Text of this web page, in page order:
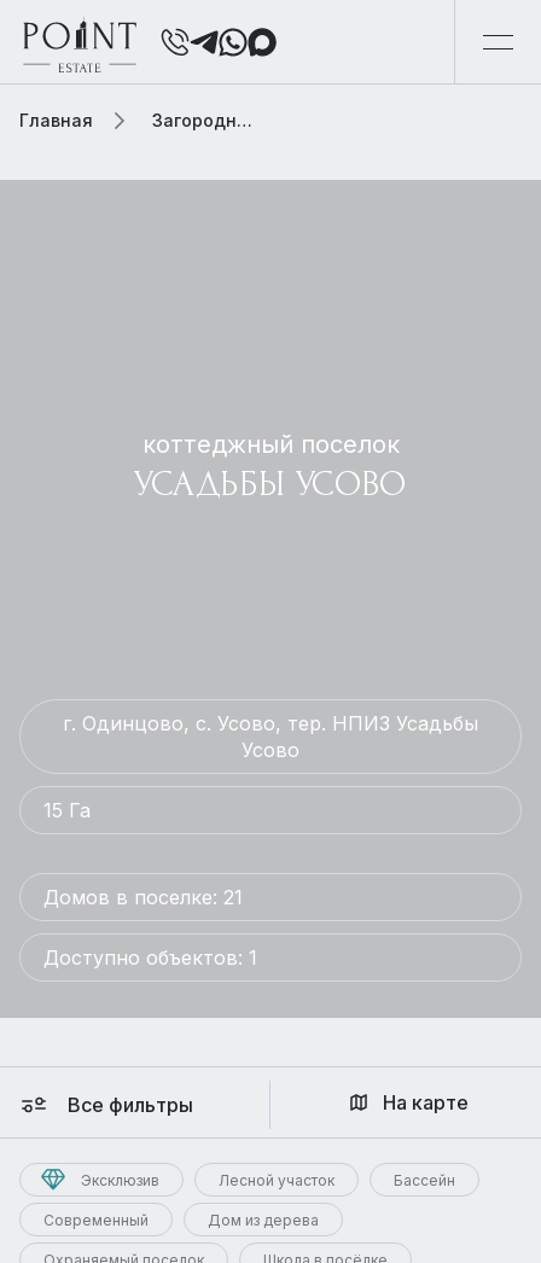
Главная Загородная элитная недвижимость
коттеджный поселок
УСАДЬБЫ УСОВО
г. Одинцово, с. Усово, тер. НПИЗ Усадьбы
Усово
15 Га
Домов в поселке: 21
Доступно объектов: 1
Все фильтры
Эксклюзив Лесной участок Бассейн
Современный Дом из дерева
На карте